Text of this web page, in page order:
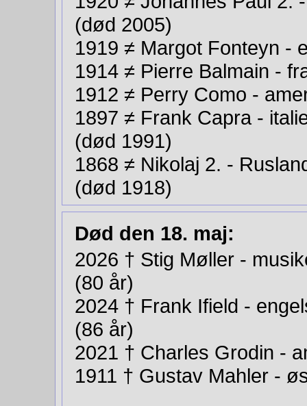
(død 2005)
1919 ≠ Margot Fonteyn -
1914 ≠ Pierre Balmain -
1912 ≠ Perry Como -
1897 ≠ Frank Capra -
(død 1991)
1868 ≠ Nikolaj 2. -
(død 1918)
Død den 18. maj:
2026 † Stig Møller -
(80 år)
2024 † Frank Ifield -
(86 år)
2021 † Charles Grodin -
1911 † Gustav Mahler -